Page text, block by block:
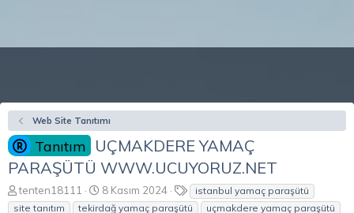
Web Site Tanıtımı
Tanıtım
UÇMAKDERE YAMAÇ
PARAŞÜTÜ WWW.UCUYORUZ.NET
K
o
tenten18111
B
a
8 Kasım 2024
E
t
istanbul yamaç paraşütü
site tanıtım
tekirdağ yamaç paraşütü
uçmakdere yamaç paraşütü